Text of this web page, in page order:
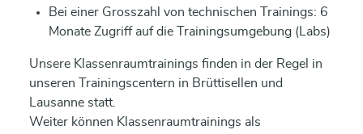
Bei einer Grosszahl von technischen Trainings: 6
Monate Zugriff auf die Trainingsumgebung (Labs)
Unsere Klassenraumtrainings finden in der Regel in
unseren Trainingscentern in Brüttisellen und
Lausanne statt.
Weiter können Klassenraumtrainings als